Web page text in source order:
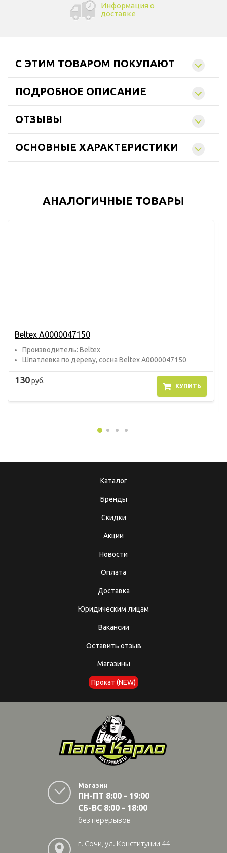
Информация о
доставке
C ЭТИМ ТОВАРОМ ПОКУПАЮТ
ПОДРОБНОЕ ОПИСАНИЕ
ОТЗЫВЫ
ОСНОВНЫЕ ХАРАКТЕРИСТИКИ
АНАЛОГИЧНЫЕ ТОВАРЫ
Beltex А0000047150
Прoизвoдитель: Beltex
Шпатлевка по дереву, сосна Beltex А0000047150
130руб.
КУПИТЬ
Каталог
Бренды
Скидки
Акции
Новости
Оплата
Доставка
Юридическим лицам
Вакансии
Оставить отзыв
Магазины
Прокат (NEW)
Магазин
ПН-ПТ 8:00 - 19:00
СБ-ВС 8:00 - 18:00
без перерывов
г. Сочи, ул. Конституции 44